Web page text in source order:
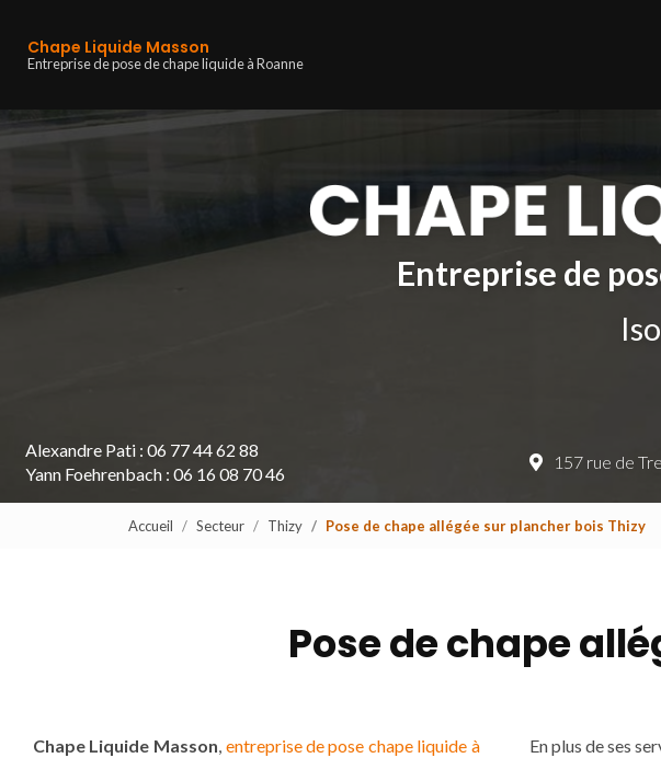
contenu
Chape Liquide Masson
Entreprise de pose de chape liquide à Roanne
Entreprise de
Alexandre Pati : 06 77 44 62 88
Yann Foehrenbach : 06 16 08 70 46
157 rue de
Accueil Secteur Thizy Pose de chape allégée sur plancher bois Thizy
Pose de chape
Chape Liquide Masson, entreprise de pose chape liquide à
En plus de ses